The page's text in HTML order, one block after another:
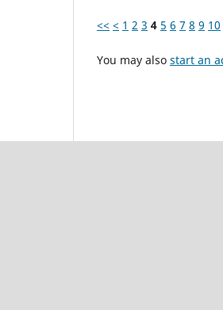
<< < 1 2 3 4 5 6 7 8 9 10
You may also start an